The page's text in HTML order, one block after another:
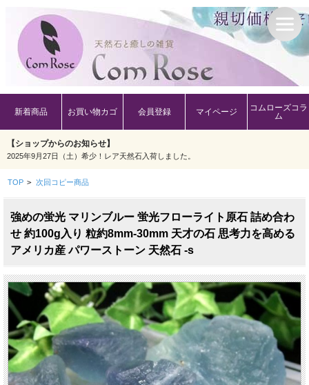
新着商品 お買い物カゴ 会員登録 マイページ
コムローズコラ
ム
【ショップからのお知らせ】
2025年9月27日（土）希少！レア天然石入荷しました。
TOP > 次回コピー商品
強めの蛍光 マリンブルー 蛍光フローライト原石 詰め合わ
せ 約100g入り 粒約8mm-30mm 天才の石 思考力を高める
アメリカ産 パワーストーン 天然石 -s